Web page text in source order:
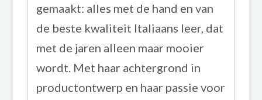
gemaakt: alles met de hand en van
de beste kwaliteit Italiaans leer, dat
met de jaren alleen maar mooier
wordt. Met haar achtergrond in
productontwerp en haar passie voor